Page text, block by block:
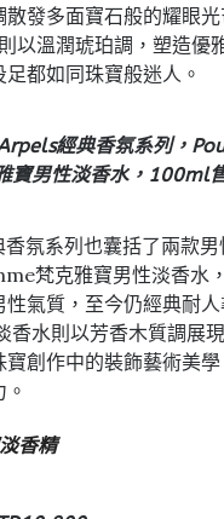
發多面寶石般的耀眼
以溫潤琥珀調，塑造優
都如同珠寶般迷人。
經典香氛系列，
寶男性淡香水，100ml
氛系列也囊括了兩款男
梵克雅寶男性淡香水
氣質，至今仍經典耐
香水則以芳香木質調展
寶創作中的裝飾藝術美
香精